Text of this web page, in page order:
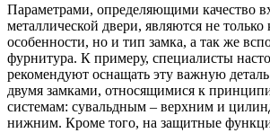
Параметрами, определяющими качество
металлической двери, являются не
особенности, но и тип замка, а так же
фурнитура. К примеру, специалисты
рекомендуют оснащать эту важную
двумя замками, относящимися к
системам: сувальдным – верхним и
нижним. Кроме того, на защитные